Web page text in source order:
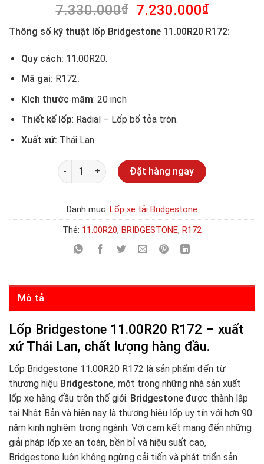
7.330.000₫
Giá
là:
7.230.000₫Giá
hiện
tại
Thông số kỹ thuật lốp Bridgestone 11.00R20 R172:
Quy cách: 11.00R20.
Mã gai: R172.
Kích thước mâm: 20 inch
Thiết kế lốp: Radial – Lốp bố tỏa tròn.
Xuất xứ: Thái Lan.
Số lượng Đặt hàng ngay
Danh mục: Lốp xe tải Bridgestone
Thẻ: 11.00R20, BRIDGESTONE, R172
Mô tả
Lốp Bridgestone 11.00R20 R172 – xuất
xứ Thái Lan, chất lượng hàng đầu.
Lốp Bridgestone 11.00R20 R172 là sản phẩm đến từ
thương hiệu Bridgestone, một trong những nhà sản xuất
lốp xe hàng đầu trên thế giới. Bridgestone được thành lập
tại Nhật Bản và hiện nay là thương hiệu lốp uy tín với hơn 90
năm kinh nghiệm trong ngành. Với cam kết mang đến những
giải pháp lốp xe an toàn, bền bỉ và hiệu suất cao,
Bridgestone luôn không ngừng cải tiến và phát triển sản